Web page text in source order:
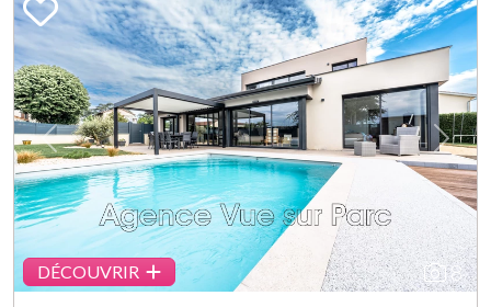
Previous Next
DÉCOUVRIR 8